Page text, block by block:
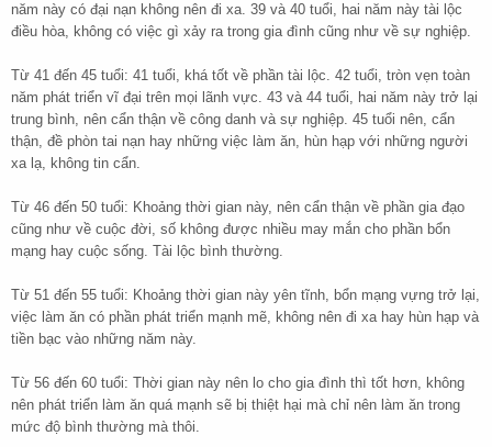
năm này có đại nạn không nên đi xa. 39 và 40 tuổi, hai năm này tài lộc
điều hòa, không có việc gì xảy ra trong gia đình cũng như về sự nghiệp.
Từ 41 đến 45 tuổi: 41 tuổi, khá tốt về phần tài lộc. 42 tuổi, tròn vẹn toàn
năm phát triển vĩ đại trên mọi lãnh vực. 43 và 44 tuổi, hai năm này trở lại
trung bình, nên cẩn thận về công danh và sự nghiệp. 45 tuổi nên, cẩn
thận, đề phòn tai nạn hay những việc làm ăn, hùn hạp với những người
xa lạ, không tin cẩn.
Từ 46 đến 50 tuổi: Khoảng thời gian này, nên cẩn thận về phần gia đạo
cũng như về cuộc đời, số không được nhiều may mắn cho phần bổn
mạng hay cuộc sống. Tài lộc bình thường.
Từ 51 đến 55 tuổi: Khoảng thời gian này yên tĩnh, bổn mạng vựng trở lại,
việc làm ăn có phần phát triển mạnh mẽ, không nên đi xa hay hùn hạp và
tiền bạc vào những năm này.
Từ 56 đến 60 tuổi: Thời gian này nên lo cho gia đình thì tốt hơn, không
nên phát triển làm ăn quá mạnh sẽ bị thiệt hại mà chỉ nên làm ăn trong
mức độ bình thường mà thôi.